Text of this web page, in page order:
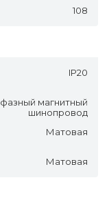
108
IP20
фазный магнитный
шинопровод
Матовая
Матовая